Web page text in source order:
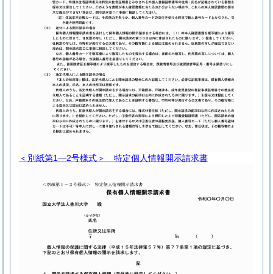
＜別紙第1―2号様式＞ 特定個人情報開示請求書